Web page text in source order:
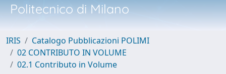
Politecnico di Milano
IRIS
Catalogo Pubblicazioni POLIMI
02 CONTRIBUTO IN VOLUME
02.1 Contributo in Volume